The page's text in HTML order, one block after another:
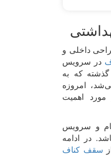
داخلی و
در سرویس
که به
امروزه
اهمیت
و سرویس
در ادامه
سقف کناف